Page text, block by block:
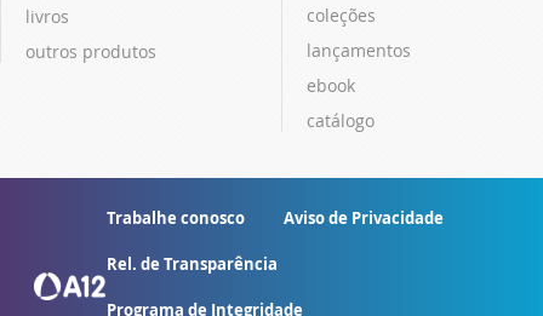
livros
outros produtos
coleções
lançamentos
ebook
catálogo
Trabalhe conosco Aviso de Privacidade
Rel. de Transparência
Programa de Integridade